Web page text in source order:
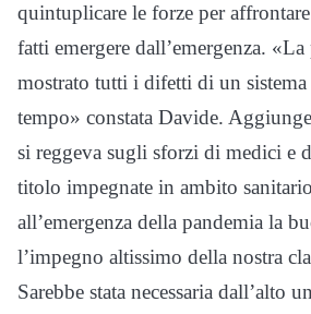
quintuplicare le forze per
fatti emergere dall’emergenza.
mostrato tutti i difetti di un
tempo» constata Davide.
si reggeva sugli sforzi di medici e
titolo impegnate in ambito
all’emergenza della pandemia la
l’impegno altissimo della nostra
Sarebbe stata necessaria dall’alto